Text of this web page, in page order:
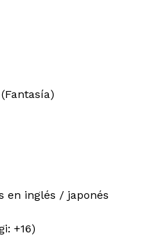
en inglés / japonés
+16)